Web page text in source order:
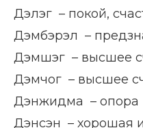
Дэлэг – покой,
Дэмбэрэл –
Дэмшэг – высшее
Дэмчог – высшее
Дэнжидма – опора
Дэнсэн – хорошая